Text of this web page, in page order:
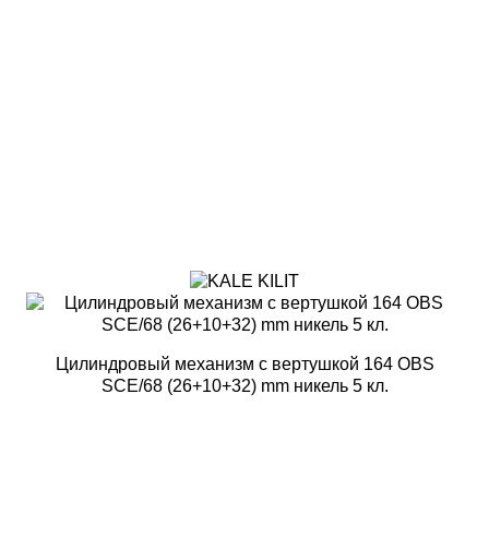
Цилиндровый механизм с вертушкой 164 OBS
SCE/68 (26+10+32) mm никель 5 кл.